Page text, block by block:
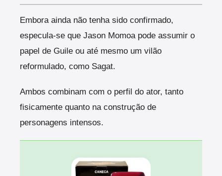
Embora ainda não tenha sido confirmado,
especula-se que Jason Momoa pode assumir o
papel de Guile ou até mesmo um vilão
reformulado, como Sagat.
Ambos combinam com o perfil do ator, tanto
fisicamente quanto na construção de
personagens intensos.